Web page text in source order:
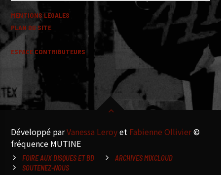
MENTIONS LEGALES
PLAN DU SITE
ESPACE CONTRIBUTEURS
Développé parVanessa Leroyet Fabienne Ollivier©
fréquence MUTINE
FOIRE AUX DISQUES ET BD
ARCHIVES MIXCLOUD
SOUTENEZ-NOUS